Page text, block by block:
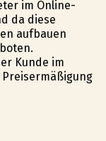
im Online-
da diese
aufbauen
Kunde im